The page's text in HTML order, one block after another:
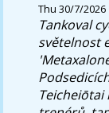
Thu 30/7/2026
Tankoval
světelnost